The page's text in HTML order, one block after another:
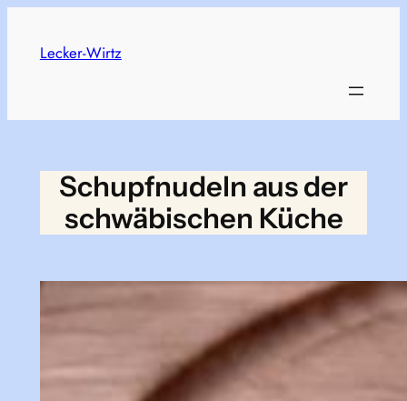
content
Lecker-Wirtz
Schupfnudeln aus der
schwäbischen Küche